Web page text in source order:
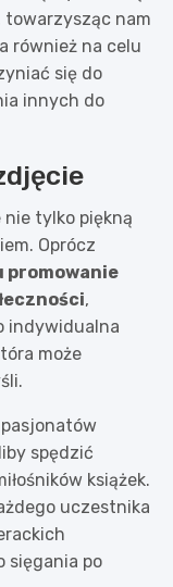
towarzysząc nam
również na celu
się do
innych do
tylko piękną
Oprócz
promowanie
,
indywidualna
może
spędzić
książek.
uczestnika
sięgania po